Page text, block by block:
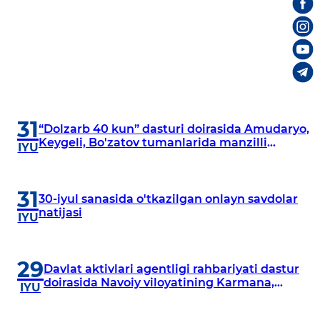
31
IYU
“Dolzarb 40 kun” dasturi doirasida Amudaryo,
Keygeli, Bo'zatov tumanlarida manzilli
31
IYU
30-iyul sanasida o'tkazilgan onlayn savdolar
natijasi
29
IYU
Davlat aktivlari agentligi rahbariyati dastur
doirasida Navoiy viloyatining Karmana,